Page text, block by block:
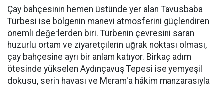
Çay bahçesinin hemen üstünde yer alan Tavusbaba
Türbesi ise bölgenin manevi atmosferini güçlendiren
önemli değerlerden biri. Türbenin çevresini saran
huzurlu ortam ve ziyaretçilerin uğrak noktası olması,
çay bahçesine ayrı bir anlam katıyor. Birkaç adım
ötesinde yükselen Aydınçavuş Tepesi ise yemyeşil
dokusu, serin havası ve Meram'a hâkim manzarasıyla